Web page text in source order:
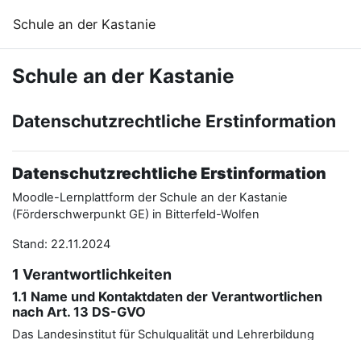
Schule an der Kastanie
Schule an der Kastanie
Datenschutzrechtliche Erstinformation
Datenschutzrechtliche Erstinformation
Moodle-Lernplattform der Schule an der Kastanie
(Förderschwerpunkt GE) in Bitterfeld-Wolfen
Stand: 22.11.2024
1 Verantwortlichkeiten
1.1 Name und Kontaktdaten der Verantwortlichen
nach Art. 13 DS-GVO
Das Landesinstitut für Schulqualität und Lehrerbildung